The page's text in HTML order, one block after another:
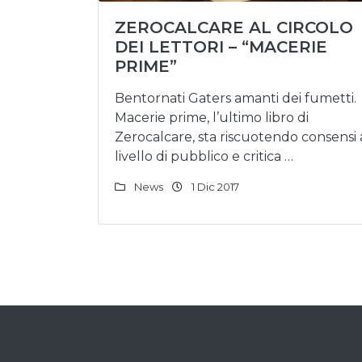
ZEROCALCARE AL CIRCOLO
DEI LETTORI – “MACERIE
PRIME”
Bentornati Gaters amanti dei fumetti.
Macerie prime, l’ultimo libro di
Zerocalcare, sta riscuotendo consensi
livello di pubblico e critica …
News 1 Dic 2017